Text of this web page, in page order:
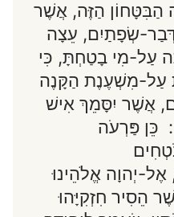
הַבִּטָּחוֹן הַזֶּה, אֲשֶׁר
שְׂפָתַיִם, עֵצָה
עַל-מִי בָטַחְתָּ, כִּי
עַל-מִשְׁעֶנֶת הַקָּנֶה
אֲשֶׁר יִסָּמֵךְ אִישׁ
כֵּן פַּרְעֹה
יְהוָה אֱלֹהֵינוּ
הֵסִיר חִזְקִיָּהוּ